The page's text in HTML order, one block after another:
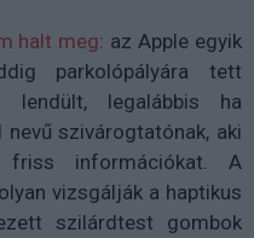
halt meg: az Apple egyik
parkolópályára tett
lendült, legalábbis ha
szivárogtatónak, aki
információkat. A
vizsgálják a haptikus
szilárdtest gombok